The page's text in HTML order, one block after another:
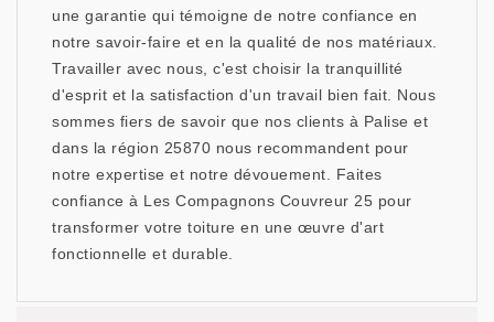
une garantie qui témoigne de notre confiance en
notre savoir-faire et en la qualité de nos matériaux.
Travailler avec nous, c'est choisir la tranquillité
d'esprit et la satisfaction d'un travail bien fait. Nous
sommes fiers de savoir que nos clients à Palise et
dans la région 25870 nous recommandent pour
notre expertise et notre dévouement. Faites
confiance à Les Compagnons Couvreur 25 pour
transformer votre toiture en une œuvre d'art
fonctionnelle et durable.